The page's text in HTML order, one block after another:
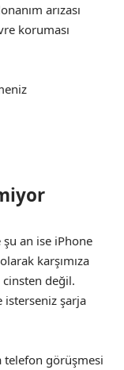
arızası
koruması
şu an ise iPhone
karşımıza
cinsten değil.
isterseniz şarja
telefon görüşmesi